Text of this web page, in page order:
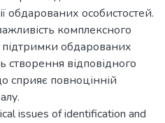
обдарованих особистостей.
комплексного
підтримки обдарованих
створення відповідного
сприяє повноцінній
issues of identification and